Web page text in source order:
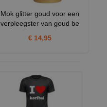
Mok glitter goud voor een
verpleegster van goud be
€ 14,95